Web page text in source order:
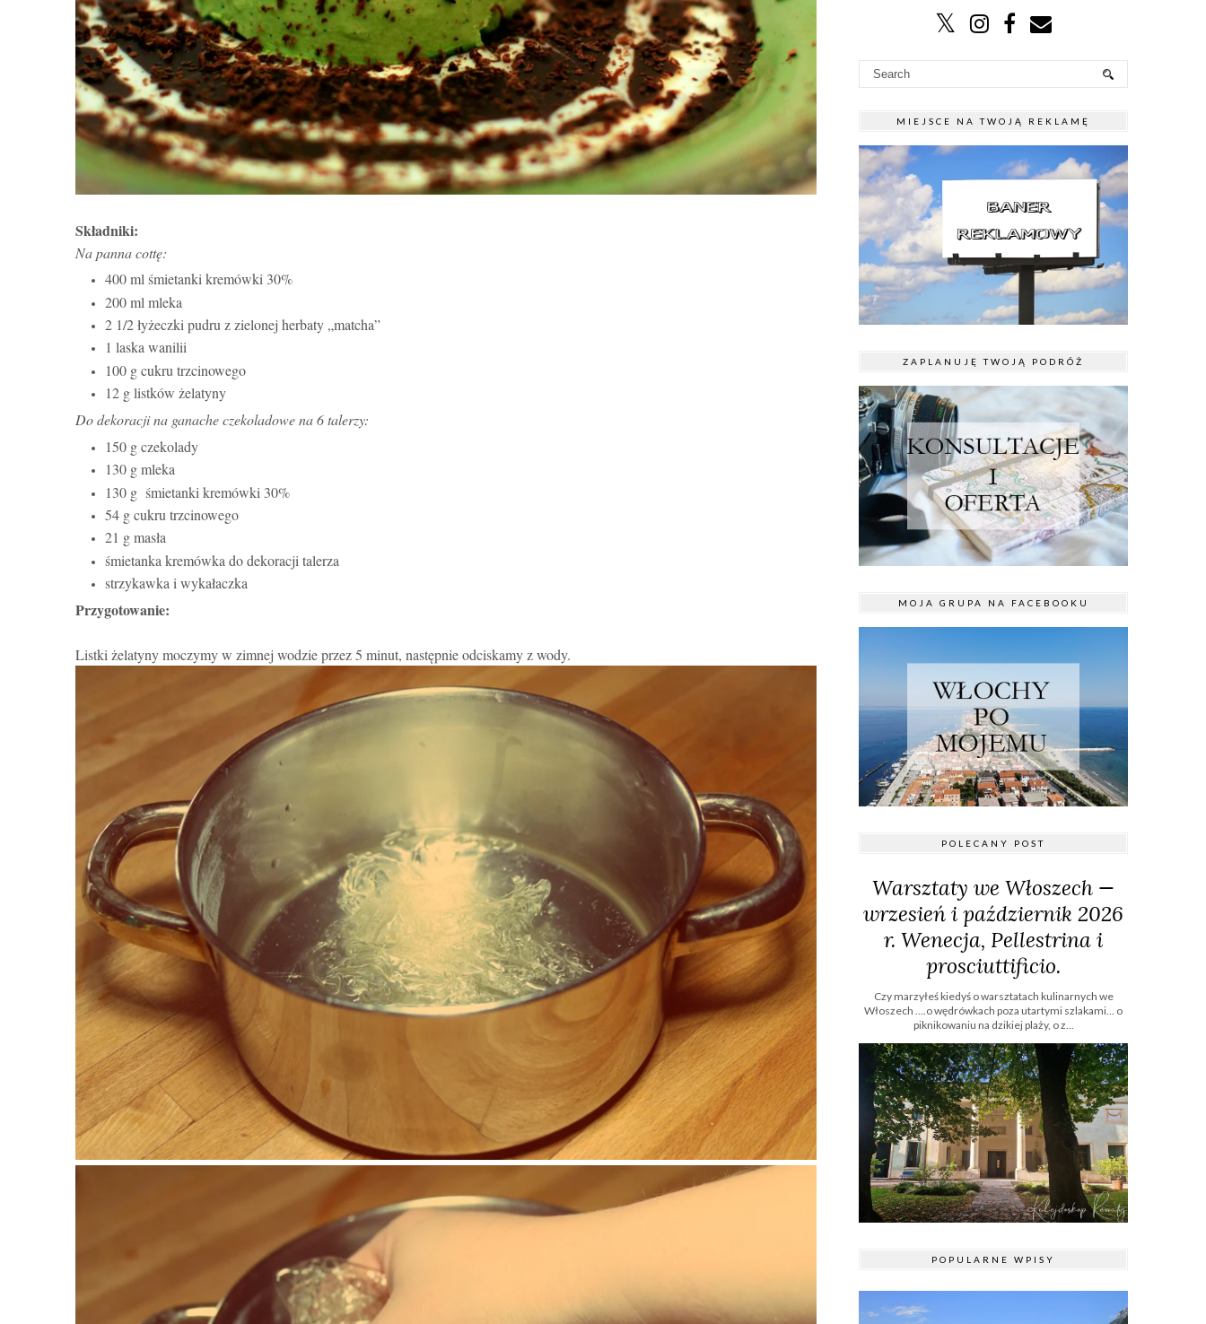
Składniki:
Na panna cottę:
400 ml śmietanki kremówki 30%
200 ml mleka
2 1/2 łyżeczki pudru z zielonej herbaty „matcha”
1 laska wanilii
100 g cukru trzcinowego
12 g listków żelatyny
Do dekoracji na ganache czekoladowe na 6 talerzy:
150 g czekolady
130 gmleka
130 g śmietanki kremówki 30%
54 g cukru trzcinowego
21 g masła
śmietanka kremówka do dekoracji talerza
strzykawka i wykałaczka
Przygotowanie:
Listki żelatyny moczymy w zimnej wodzie przez 5 minut, następnie odciskamy z wody.
MIEJSCE NA TWOJĄ REKLAMĘ
ZAPLANUJĘ TWOJĄ PODRÓŻ
MOJA GRUPA NA FACEBOOKU
POLECANY POST
Warsztaty we Włoszech —
wrzesień i październik 2026
r. Wenecja, Pellestrina i
prosciuttificio.
Czy marzyłeś kiedyś o warsztatach kulinarnych we
Włoszech ....o wędrówkach poza utartymi szlakami… o
piknikowaniu na dzikiej plaży, o z...
POPULARNE WPISY